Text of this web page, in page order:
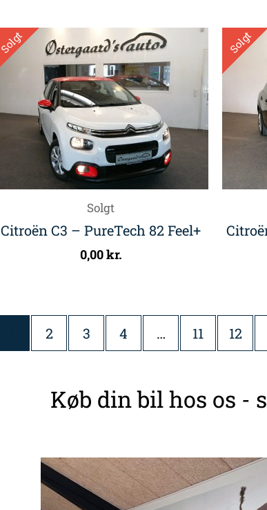
Solgt
Solgt
Citroën C3 – PureTech 82 Feel+
0,00kr.
Solgt
2 3 4 … 11 12
Køb din bil hos os -